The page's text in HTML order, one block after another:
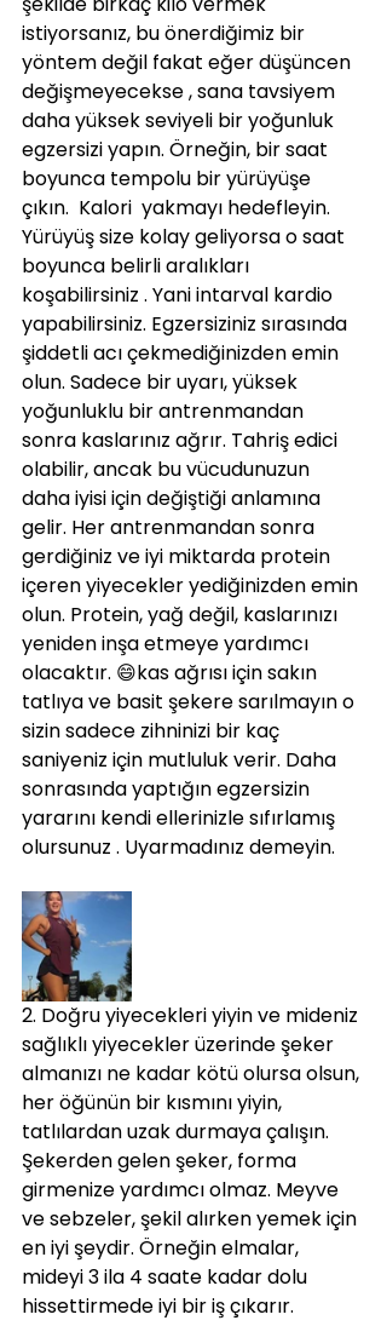
istiyorsanız, bu önerdiğimiz bir
yöntem değil fakat eğer düşüncen
değişmeyecekse , sana tavsiyem
daha yüksek seviyeli bir yoğunluk
egzersizi yapın. Örneğin, bir saat
boyunca tempolu bir yürüyüşe
çıkın.  Kalori  yakmayı hedefleyin.
Yürüyüş size kolay geliyorsa o saat
boyunca belirli aralıkları
koşabilirsiniz . Yani intarval kardio
yapabilirsiniz. Egzersiziniz sırasında
şiddetli acı çekmediğinizden emin
olun. Sadece bir uyarı, yüksek
yoğunluklu bir antrenmandan
sonra kaslarınız ağrır. Tahriş edici
olabilir, ancak bu vücudunuzun
daha iyisi için değiştiği anlamına
gelir. Her antrenmandan sonra
gerdiğiniz ve iyi miktarda protein
içeren yiyecekler yediğinizden emin
olun. Protein, yağ değil, kaslarınızı
yeniden inşa etmeye yardımcı
olacaktır. 😄kas ağrısı için sakın
tatlıya ve basit şekere sarılmayın o
sizin sadece zihninizi bir kaç
saniyeniz için mutluluk verir. Daha
sonrasında yaptığın egzersizin
yararını kendi ellerinizle sıfırlamış
olursunuz . Uyarmadınız demeyin.
2. Doğru yiyecekleri yiyin ve mideniz
sağlıklı yiyecekler üzerinde şeker
almanızı ne kadar kötü olursa olsun,
her öğünün bir kısmını yiyin,
tatlılardan uzak durmaya çalışın.
Şekerden gelen şeker, forma
girmenize yardımcı olmaz. Meyve
ve sebzeler, şekil alırken yemek için
en iyi şeydir. Örneğin elmalar,
mideyi 3 ila 4 saate kadar dolu
hissettirmede iyi bir iş çıkarır.